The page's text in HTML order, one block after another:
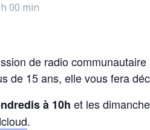
00 min
de radio
de 15 ans, elle vous fera
à 10h et les
.